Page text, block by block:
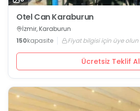
Otel Can Karaburun
İzmir, Karaburun
150kapasite Fiyat bilgisi için üye olun
Ücretsiz Teklif Al